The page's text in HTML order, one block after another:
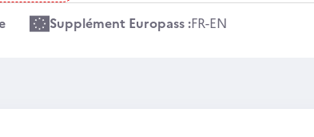
Supplément Europass :FR-EN